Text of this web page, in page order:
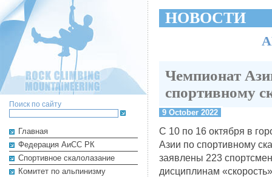
Поиск по сайту
Главная
Федерация АиСС РК
Cпортивное скалолазание
Комитет по альпинизму
НОВОСТИ
Чемпионат
спортивному
9 October 2022
С 10 по 16 октября в
Азии по спортивному
заявлены 223
дисциплинам